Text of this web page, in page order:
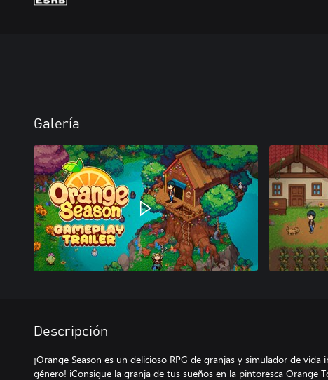
Galería
Descripción
¡Orange Season es un delicioso RPG de granjas y simulador de vida
género! iConsigue la granja de tus sueños en la pintoresca Orange